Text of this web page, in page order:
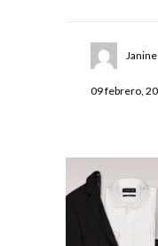
Janine
09 febrero,